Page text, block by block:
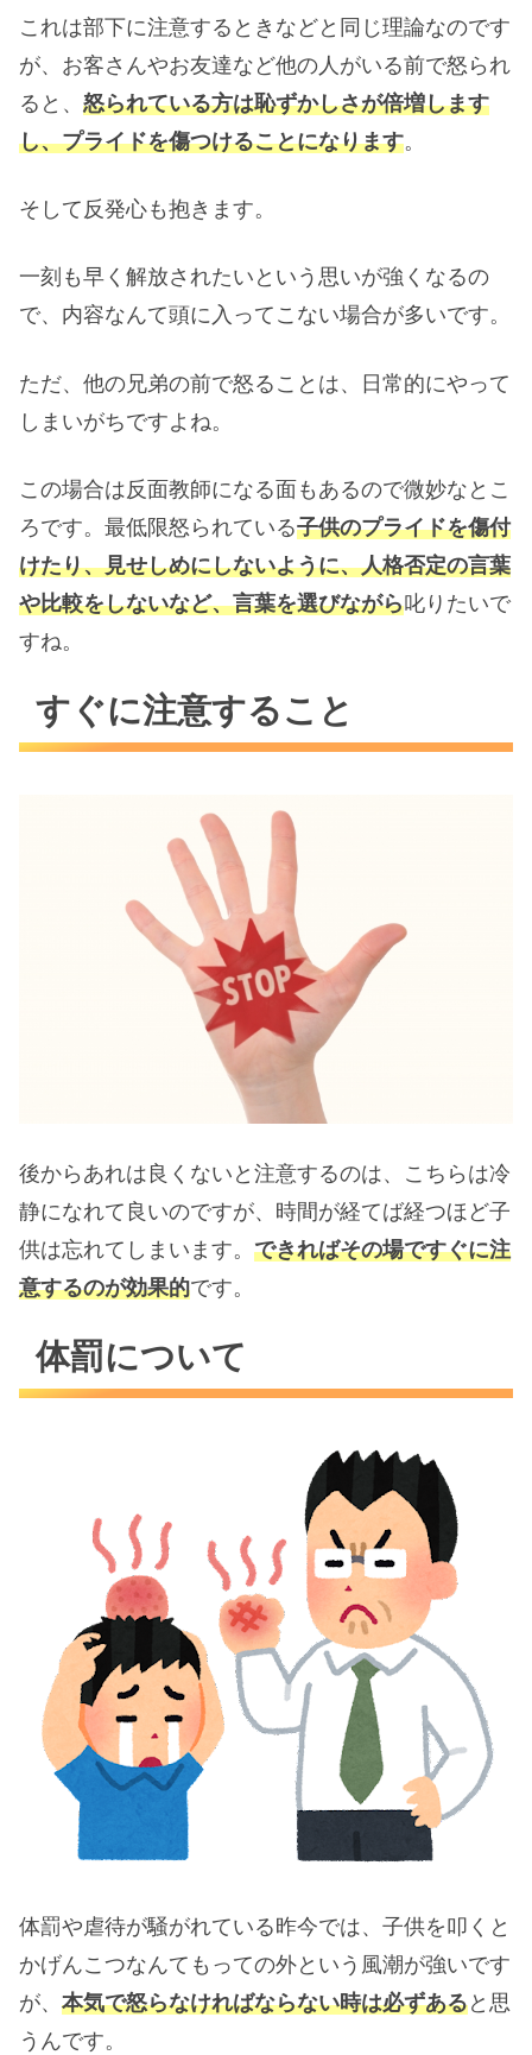
これは部下に注意するときなどと同じ理論なのです
が、お客さんやお友達など他の人がいる前で怒られ
ると、 怒られている方は恥ずかしさが倍増します
し、プライドを傷つけることになります。
そして反発心も抱きます。
一刻も早く解放されたいという思いが強くなるの
で、内容なんて頭に入ってこない場合が多いです。
ただ、他の兄弟の前で怒ることは、日常的にやって
しまいがちですよね。
この場合は反面教師になる面もあるので微妙なとこ
ろです。最低限怒られている子供のプライドを傷付
けたり、見せしめにしないように、人格否定の言葉
や比較をしないなど、言葉を選びながら叱りたいで
すね。
すぐに注意すること
後からあれは良くないと注意するのは、こちらは冷
静になれて良いのですが、時間が経てば経つほど子
供は忘れてしまいます。 できればその場ですぐに注
意するのが効果的です。
体罰について
体罰や虐待が騒がれている昨今では、子供を叩くと
かげんこつなんてもっての外という風潮が強いです
が、 本気で怒らなければならない時は必ずあると思
うんです。